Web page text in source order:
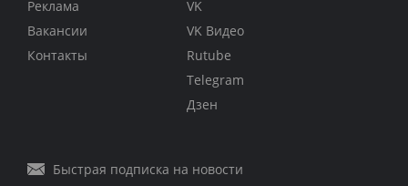
Реклама
Вакансии
Контакты
VK
VK Видео
Rutube
Telegram
Дзен
Быстрая подписка на новости